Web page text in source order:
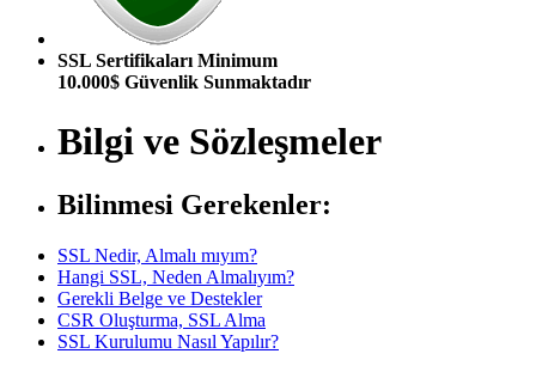
SSL Sertifikaları Minimum
10.000$ Güvenlik Sunmaktadır
Bilgi ve Sözleşmeler
Bilinmesi Gerekenler:
SSL Nedir, Almalı mıyım?
Hangi SSL, Neden Almalıyım?
Gerekli Belge ve Destekler
CSR Oluşturma, SSL Alma
SSL Kurulumu Nasıl Yapılır?